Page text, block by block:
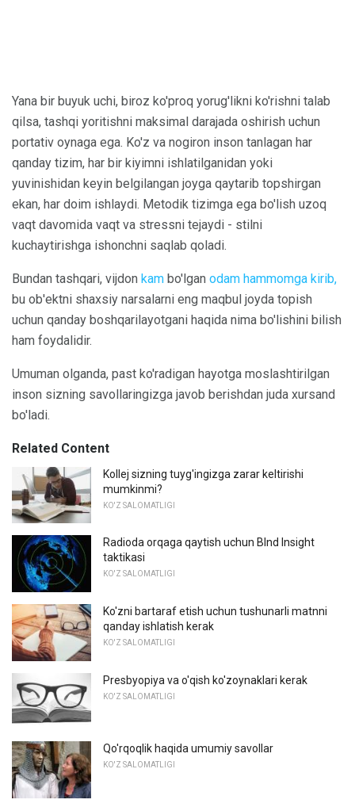
Yana bir buyuk uchi, biroz ko'proq yorug'likni ko'rishni talab
qilsa, tashqi yoritishni maksimal darajada oshirish uchun
portativ oynaga ega. Ko'z va nogiron inson tanlagan har
qanday tizim, har bir kiyimni ishlatilganidan yoki
yuvinishidan keyin belgilangan joyga qaytarib topshirgan
ekan, har doim ishlaydi. Metodik tizimga ega bo'lish uzoq
vaqt davomida vaqt va stressni tejaydi - stilni
kuchaytirishga ishonchni saqlab qoladi.
Bundan tashqari, vijdon kam bo'lgan odam hammomga kirib,
bu ob'ektni shaxsiy narsalarni eng maqbul joyda topish
uchun qanday boshqarilayotgani haqida nima bo'lishini bilish
ham foydalidir.
Umuman olganda, past ko'radigan hayotga moslashtirilgan
inson sizning savollaringizga javob berishdan juda xursand
bo'ladi.
Related Content
Kollej sizning tuyg'ingizga zarar keltirishi
mumkinmi?
KO'Z SALOMATLIGI
Radioda orqaga qaytish uchun Blnd Insight
taktikasi
KO'Z SALOMATLIGI
Ko'zni bartaraf etish uchun tushunarli matnni
qanday ishlatish kerak
KO'Z SALOMATLIGI
Presbyopiya va o'qish ko'zoynaklari kerak
KO'Z SALOMATLIGI
Qo'rqoqlik haqida umumiy savollar
KO'Z SALOMATLIGI